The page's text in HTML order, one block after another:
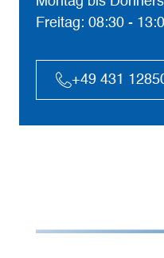
Freitag: 08:30 -
+49 431